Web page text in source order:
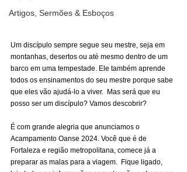
Artigos, Sermões & Esboços
Um discípulo sempre segue seu mestre, seja em
montanhas, desertos ou até mesmo dentro de um
barco em uma tempestade. Ele também aprende
todos os ensinamentos do seu mestre porque sabe
que eles vão ajudá-lo a viver.  Mas será que eu
posso ser um discípulo? Vamos descobrir?
É com grande alegria que anunciamos o
Acampamento Oanse 2024. Você que é de
Fortaleza e região metropolitana, comece já a
preparar as malas para a viagem.  Fique ligado,